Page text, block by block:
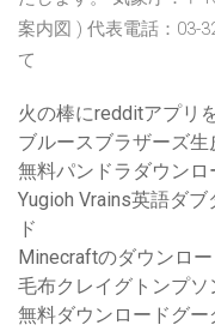
案内図 ) 代表電話：03-
て
火の棒にredditアプリ
ブルースブラザーズ
無料パンドラダウンロ
Yugioh Vrains英語ダ
ド
Minecraftのダウンロ
毛布クレイグトンプ
無料ダウンロードグ